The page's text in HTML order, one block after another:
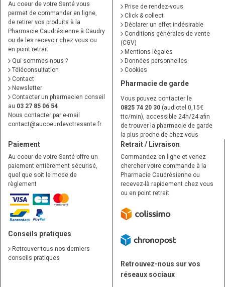
Au coeur de votre Santé vous
permet de commander en ligne,
de retirer vos produits à la
Pharmacie Caudrésienne à Caudry
ou de les recevoir chez vous ou
en point retrait
Qui sommes-nous ?
Téléconsultation
Contact
Newsletter
Contacter un pharmacien conseil
au 03 27 85 06 54
Nous contacter par e-mail
contact@aucoeurdevotresante.fr
Prise de rendez-vous
Click & collect
Déclarer un effet indésirable
Conditions générales de vente
(CGV)
Mentions légales
Données personnelles
Cookies
Pharmacie de garde
Vous pouvez contacter le
0825 74 20 30 (audiotel 0,15€
ttc/min), accessible 24h/24 afin
de trouver la pharmacie de garde
la plus proche de chez vous
Paiement
Au coeur de votre Santé offre un
paiement entièrement sécurisé,
quel que soit le mode de
règlement
Conseils pratiques
Retrouver tous nos derniers
conseils pratiques
Retrait / Livraison
Commandez en ligne et venez
chercher votre commande à la
Pharmacie Caudrésienne ou
recevez-là rapidement chez vous
ou en point retrait
Retrouvez-nous sur vos
réseaux sociaux